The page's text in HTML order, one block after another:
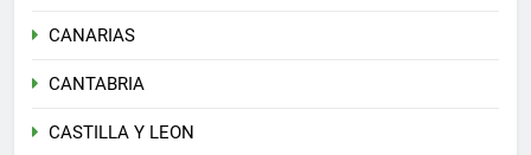
CANARIAS
CANTABRIA
CASTILLA Y LEON